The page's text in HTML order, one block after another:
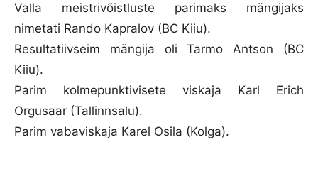
Valla meistrivõistluste parimaks mängijaks
nimetati Rando Kapralov (BC Kiiu).
Resultatiivseim mängija oli Tarmo Antson (BC
Kiiu).
Parim kolmepunktivisete viskaja Karl Erich
Orgusaar (Tallinnsalu).
Parim vabaviskaja Karel Osila (Kolga).